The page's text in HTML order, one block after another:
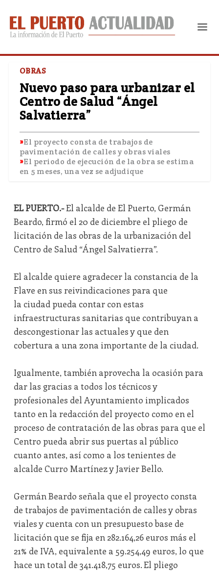
OBRAS
Nuevo paso para urbanizar el
Centro de Salud “Ángel
Salvatierra”
El proyecto consta de trabajos de
pavimentación de calles y obras viales
El periodo de ejecución de la obra se estima
en 5 meses, una vez se adjudique
EL PUERTO.-El alcalde de El Puerto, Germán
Beardo, firmó el 20 de diciembre el pliego de
licitación de las obras de la urbanización del
Centro de Salud “Ángel Salvatierra”.
El alcalde quiere agradecer la constancia de la
Flave en sus reivindicaciones para que
la ciudad pueda contar con estas
infraestructuras sanitarias que contribuyan a
descongestionar las actuales y que den
cobertura a una zona importante de la ciudad.
Igualmente, también aprovecha la ocasión para
dar las gracias a todos los técnicos y
profesionales del Ayuntamiento implicados
tanto en la redacción del proyecto como en el
proceso de contratación de las obras para que el
Centro pueda abrir sus puertas al público
cuanto antes, así como a los tenientes de
alcalde Curro Martínez y Javier Bello.
Germán Beardo señala que el proyecto consta
de trabajos de pavimentación de calles y obras
viales y cuenta con un presupuesto base de
licitación que se fija en 282.164,26 euros más el
21% de IVA, equivalente a 59.254,49 euros, lo que
hace un total de 341.418,75 euros. El pliego